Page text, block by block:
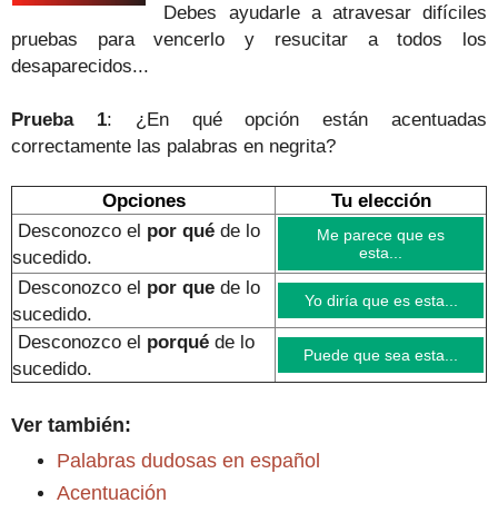
Debes ayudarle a atravesar difíciles
pruebas para vencerlo y resucitar a todos los
desaparecidos...
Prueba 1: ¿En qué opción están acentuadas
correctamente las palabras en negrita?
Opciones
Tu elección
Desconozco el por qué de lo
sucedido.
Me parece que es
esta...
Desconozco el por que de lo
sucedido
Yo diría que es esta...
Desconozco el porqué de lo
sucedido
Puede que sea esta...
Ver también:
Palabras dudosas en español
Acentuación